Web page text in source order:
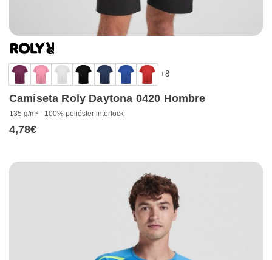
+8
Camiseta Roly Daytona 0420 Hombre
135 g/m² - 100% poliéster interlock
4,78€